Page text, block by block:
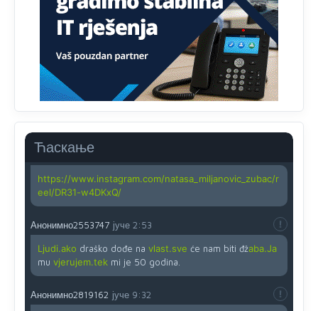
Ћаскање
Анонимно2818605 јуче
11:45
Ovo pravilo jeste unijelo opravdan strah, posebno kada
su u pitanju starije osobe, osobe sa slabijim vidom ili
drhtavom rukom
Анонимно2819033 јуче 12:24
Yes,nekada je bila corava kutija za IZBORE a danas su
coravi biraci.
Анонимно2819162
https://www.instagram.com/natasa_miljanovic_zubac/r
eel/DR31-w4DKxQ/
Анонимно2553747 јуче 2:53
Ljudi.ako draško dođe na vlast.sve će nam biti đžaba.Ja
mu vjerujem.tek mi je 50 godina.
Анонимно2819162 јуче 9:32